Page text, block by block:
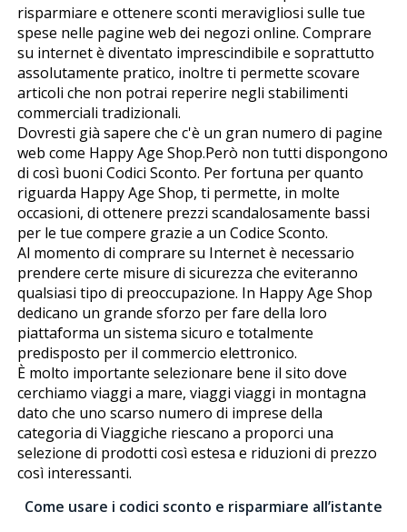
risparmiare e ottenere sconti meravigliosi sulle tue
spese nelle pagine web dei negozi online. Comprare
su internet è diventato imprescindibile e soprattutto
assolutamente pratico, inoltre ti permette scovare
articoli che non potrai reperire negli stabilimenti
commerciali tradizionali.
Dovresti già sapere che c'è un gran numero di pagine
web come Happy Age Shop.Però non tutti dispongono
di così buoni Codici Sconto. Per fortuna per quanto
riguarda Happy Age Shop, ti permette, in molte
occasioni, di ottenere prezzi scandalosamente bassi
per le tue compere grazie a un Codice Sconto.
Al momento di comprare su Internet è necessario
prendere certe misure di sicurezza che eviteranno
qualsiasi tipo di preoccupazione. In Happy Age Shop
dedicano un grande sforzo per fare della loro
piattaforma un sistema sicuro e totalmente
predisposto per il commercio elettronico.
È molto importante selezionare bene il sito dove
cerchiamo viaggi a mare, viaggi viaggi in montagna
dato che uno scarso numero di imprese della
categoria di Viaggiche riescano a proporci una
selezione di prodotti così estesa e riduzioni di prezzo
così interessanti.
Come usare i codici sconto e risparmiare all’istante